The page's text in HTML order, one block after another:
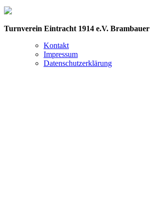
Turnverein Eintracht 1914 e.V. Brambauer
Kontakt
Impressum
Datenschutzerklärung